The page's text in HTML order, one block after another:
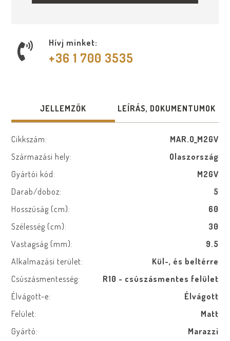
Hívj minket:
+36 1 700 3535
JELLEMZŐK LEÍRÁS, DOKUMENTUMOK
Cikkszám:
MAR.O_M2GV
Származási hely:
Olaszország
Gyártói kód:
M2GV
Darab/doboz:
5
Hosszúság (cm):
60
Szélesség (cm):
30
Vastagság (mm):
9.5
Alkalmazási terület:
Kül-, és beltérre
Csúszásmentesség:
R10 - csúszásmentes felület
Élvágott-e:
Élvágott
Felület:
Matt
Gyártó:
Marazzi